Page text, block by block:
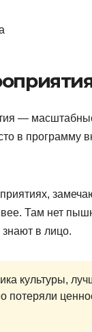
—
в программу
Там нет
в лицо.
культуры,